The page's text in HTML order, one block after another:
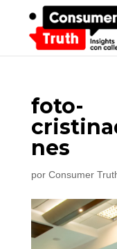
foto-
nes
por Consumer